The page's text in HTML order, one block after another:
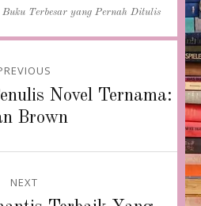
Terbesar yang Pernah Ditulis
Novel Ternama:
Brown
NEXT